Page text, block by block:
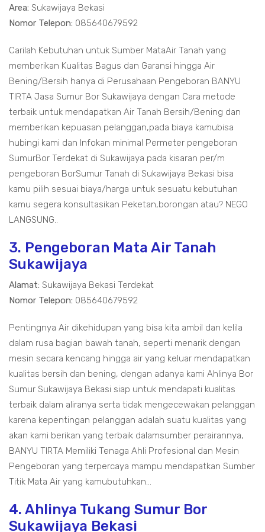
Area: Sukawijaya Bekasi
Nomor Telepon: 085640679592
Carilah Kebutuhan untuk Sumber MataAir Tanah yang
memberikan Kualitas Bagus dan Garansi hingga Air
Bening/Bersih hanya di Perusahaan Pengeboran BANYU
TIRTA Jasa Sumur Bor Sukawijaya dengan Cara metode
terbaik untuk mendapatkan Air Tanah Bersih/Bening dan
memberikan kepuasan pelanggan,pada biaya kamubisa
hubingi kami dan Infokan minimal Permeter pengeboran
SumurBor Terdekat di Sukawijaya pada kisaran per/m
pengeboran BorSumur Tanah di Sukawijaya Bekasi bisa
kamu pilih sesuai biaya/harga untuk sesuatu kebutuhan
kamu segera konsultasikan Peketan,borongan atau? NEGO
LANGSUNG..
3. Pengeboran Mata Air Tanah
Sukawijaya
Alamat: Sukawijaya Bekasi Terdekat
Nomor Telepon: 085640679592
Pentingnya Air dikehidupan yang bisa kita ambil dan kelila
dalam rusa bagian bawah tanah, seperti menarik dengan
mesin secara kencang hingga air yang keluar mendapatkan
kualitas bersih dan bening, dengan adanya kami Ahlinya Bor
Sumur Sukawijaya Bekasi siap untuk mendapati kualitas
terbaik dalam aliranya serta tidak mengecewakan pelanggan
karena kepentingan pelanggan adalah suatu kualitas yang
akan kami berikan yang terbaik dalamsumber perairannya,
BANYU TIRTA Memiliki Tenaga Ahli Profesional dan Mesin
Pengeboran yang terpercaya mampu mendapatkan Sumber
Titik Mata Air yang kamubutuhkan...
4. Ahlinya Tukang Sumur Bor
Sukawijaya Bekasi